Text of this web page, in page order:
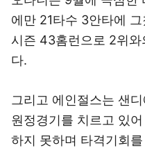
에만 21타수 3안타에
시즌 43홈런으로 2위와
다.
그리고 에인절스는 샌
원정경기를 치르고 있
하지 못하며 타격기회